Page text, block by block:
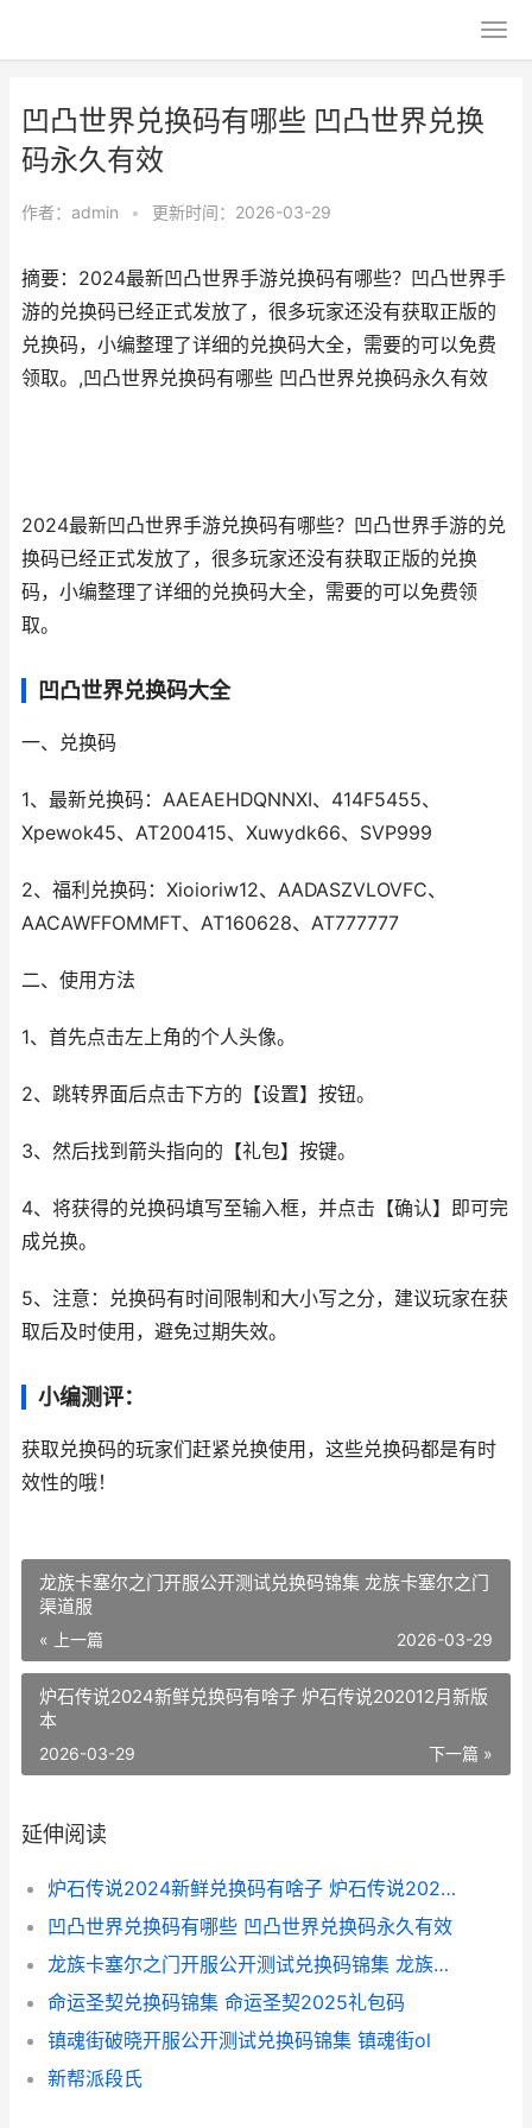
凹凸世界兑换码有哪些 凹凸世界兑换
码永久有效
作者： admin • 更新时间：2026-03-29
摘要：2024最新凹凸世界手游兑换码有哪些？凹凸世界手
游的兑换码已经正式发放了，很多玩家还没有获取正版的
兑换码，小编整理了详细的兑换码大全，需要的可以免费
领取。,凹凸世界兑换码有哪些 凹凸世界兑换码永久有效
2024最新凹凸世界手游兑换码有哪些？凹凸世界手游的兑
换码已经正式发放了，很多玩家还没有获取正版的兑换
码，小编整理了详细的兑换码大全，需要的可以免费领
取。
凹凸世界兑换码大全
一、兑换码
1、最新兑换码：‌AAEAEHDQNNXI‌、‌414F5455‌、‌
Xpewok45‌、‌AT200415、‌‌Xuwydk66‌‌、SVP999‌
2、福利兑换码：‌Xioioriw12‌、‌AADASZVLOVFC‌、‌
AACAWFFOMMFT‌、‌AT160628、‌‌AT777777‌
二、使用方法
1、首先点击左上角的个人头像。
2、跳转界面后点击下方的【设置】按钮。
3、然后找到箭头指向的【礼包】按键。
4、将获得的兑换码填写至输入框，并点击【确认】即可完
成兑换。
5、注意：兑换码有时间限制和大小写之分，建议玩家在获
取后及时使用，避免过期失效。
小编测评：
获取兑换码的玩家们赶紧兑换使用，这些兑换码都是有时
效性的哦！
龙族卡塞尔之门开服公开测试兑换码锦集 龙族卡塞尔之门
渠道服
« 上一篇 2026-03-29
炉石传说2024新鲜兑换码有啥子 炉石传说202012月新版
本
下一篇 »
2026-03-29
延伸阅读
炉石传说2024新鲜兑换码有啥子 炉石传说202012月新版本
凹凸世界兑换码有哪些 凹凸世界兑换码永久有效
龙族卡塞尔之门开服公开测试兑换码锦集 龙族卡塞尔之门渠道服
命运圣契兑换码锦集 命运圣契2025礼包码
镇魂街破晓开服公开测试兑换码锦集 镇魂街ol
新帮派段氏